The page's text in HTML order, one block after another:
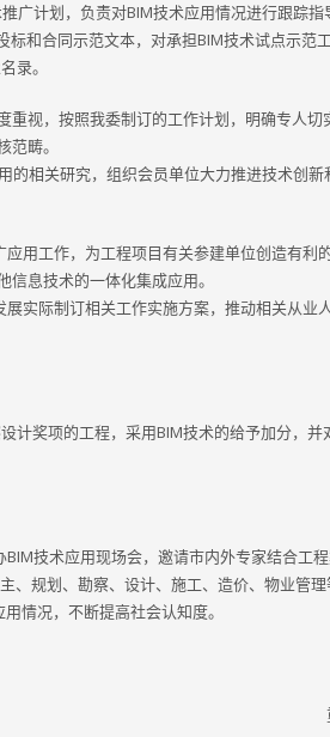
广计划，负责对BIM技术应用情况进行跟踪指
和合同示范文本，对承担BIM技术试点示范
录。
视，按照我委制订的工作计划，明确专人切
畴。
相关研究，组织会员单位大力推进技术创
用工作，为工程项目有关参建单位创造有利
息技术的一体化集成应用。
实际制订相关工作实施方案，推动相关从业
计奖项的工程，采用BIM技术的给予加分，并
技术应用现场会，邀请市内外专家结合工程
、规划、勘察、设计、施工、造价、物业管
情况，不断提高社会认知度。